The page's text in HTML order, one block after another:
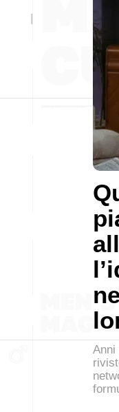
Anni